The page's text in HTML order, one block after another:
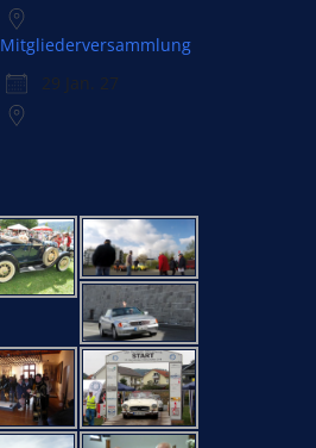
Mitgliederversammlung
29 Jan. 27